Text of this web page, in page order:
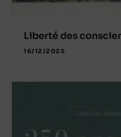
Liberté des
16/12/2025